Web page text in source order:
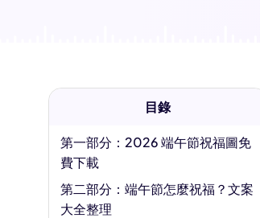
目錄
第一部分：2026 端午節祝福圖免
費下載
第二部分：端午節怎麼祝福？文案
大全整理